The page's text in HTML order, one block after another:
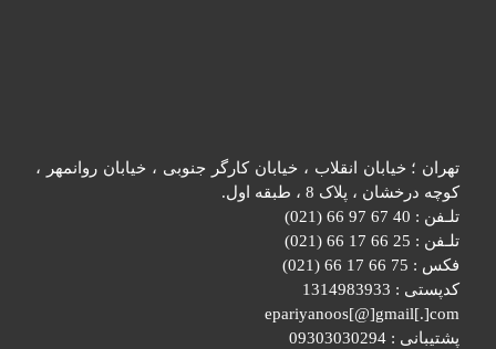
تهران ؛ خیابان انقلاب ، خیابان کارگر جنوبی ، خیابان روانمهر ،
کوچه درخشان ، پلاک 8 ، طبقه اول.
تلـفن : 40 67 97 66 (021)
تلـفن : 25 66 17 66 (021)
فکس : 75 66 17 66 (021)
کدپستی : 1314983933
epariyanoos[@]gmail[.]com
پشتیبانی : 09303030294